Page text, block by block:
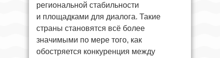
региональной стабильности
и площадками для диалога. Такие
страны становятся всё более
значимыми по мере того, как
обостряется конкуренция между